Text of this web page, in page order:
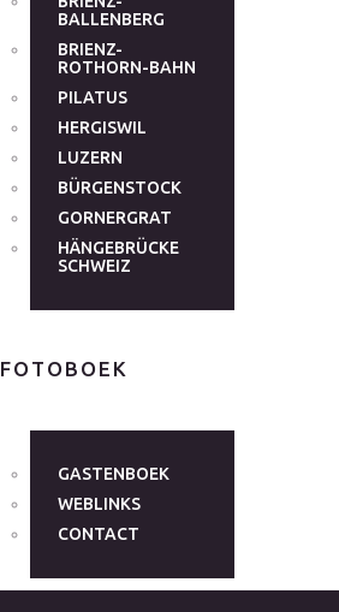
BALLENBERG
BRIENZ-
ROTHORN-BAHN
PILATUS
HERGISWIL
LUZERN
BÜRGENSTOCK
GORNERGRAT
HÄNGEBRÜCKE
SCHWEIZ
FOTOBOEK
GASTENBOEK
WEBLINKS
CONTACT